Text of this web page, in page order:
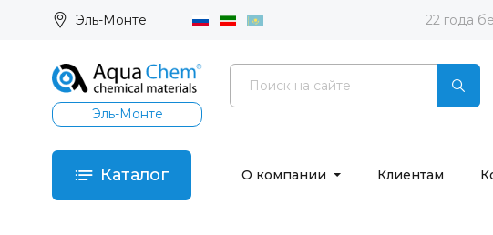
Эль-Монте 22 года
Эль-Монте
Каталог О компании Клиентам